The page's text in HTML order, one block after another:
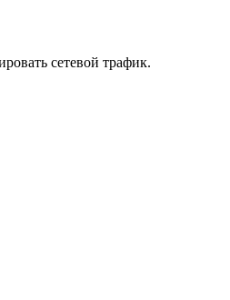
сетевой трафик.